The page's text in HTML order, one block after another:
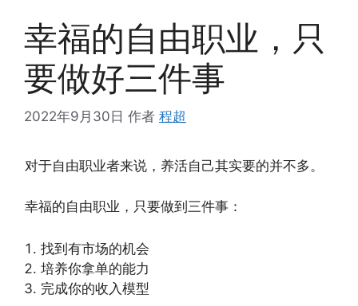
幸福的自由职业，只
要做好三件事
2022年9月30日 作者 程超
对于自由职业者来说，养活自己其实要的并不多。
幸福的自由职业，只要做到三件事：
找到有市场的机会
培养你拿单的能力
完成你的收入模型